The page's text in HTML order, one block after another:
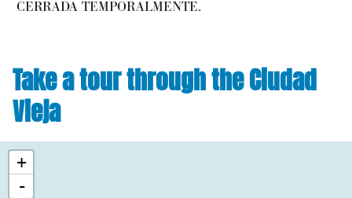
CERRADA TEMPORALMENTE.
Take a tour through the Ciudad
Vieja
+
-